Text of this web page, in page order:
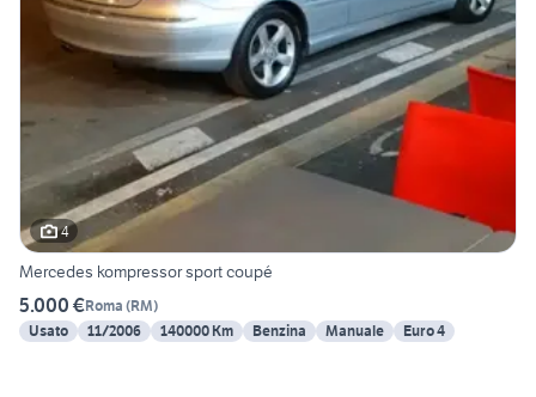
4
Mercedes kompressor sport coupé
5.000 €Roma (RM)
Usato
11/2006 140000 Km Benzina Manuale Euro 4